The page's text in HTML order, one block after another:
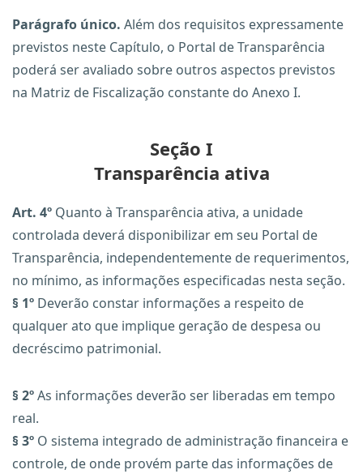
Parágrafo único. Além dos requisitos expressamente
previstos neste Capítulo, o Portal de Transparência
poderá ser avaliado sobre outros aspectos previstos
na Matriz de Fiscalização constante do Anexo I.
Seção I
Transparência ativa
Art. 4º Quanto à Transparência ativa, a unidade
controlada deverá disponibilizar em seu Portal de
Transparência, independentemente de requerimentos,
no mínimo, as informações especificadas nesta seção.
§ 1º Deverão constar informações a respeito de
qualquer ato que implique geração de despesa ou
decréscimo patrimonial.
§ 2ºAs informações deverão ser liberadas em tempo
real.
§ 3º O sistema integrado de administração financeira e
controle, de onde provém parte das informações de